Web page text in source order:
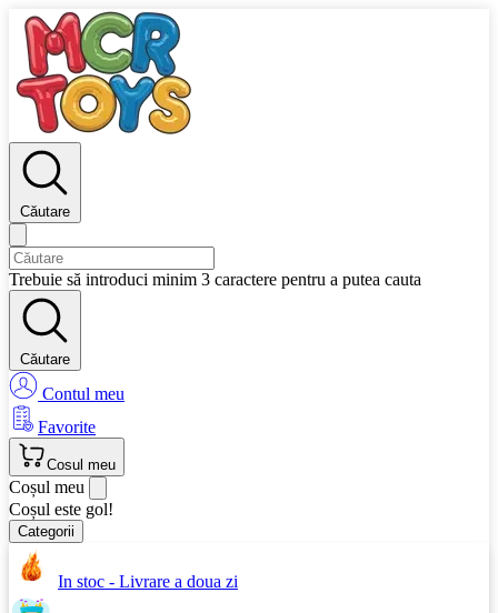
Căutare
Trebuie să introduci minim 3 caractere pentru a putea cauta
Căutare
Contul meu
Favorite
Cosul meu
Coșul meu
Coșul este gol!
Categorii
In stoc - Livrare a doua zi